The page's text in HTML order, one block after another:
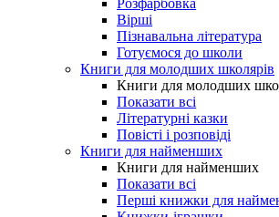
Розфарбовка
Вірші
Пізнавальна література
Готуємося до школи
Книги для молодших школярів
Книги для молодших
Показати всі
Літературні казки
Повісті і розповіді
Книги для найменших
Книги для найменших
Показати всі
Перші книжки для